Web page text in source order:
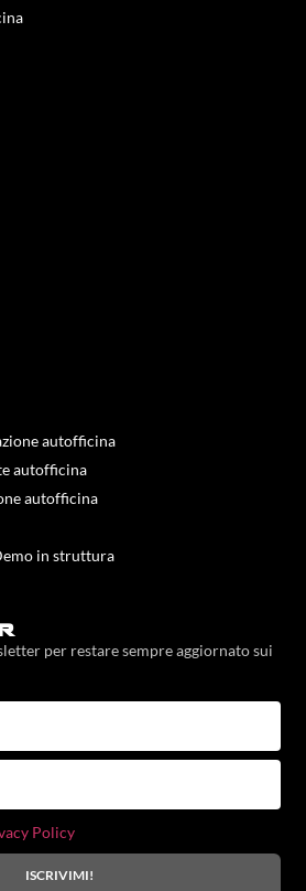
autofficina
autofficina
autofficina
in struttura
per restare sempre aggiornato sui
Policy
ISCRIVIMI!